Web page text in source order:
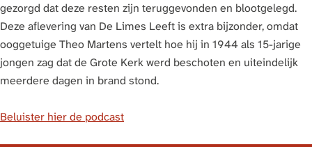
gezorgd dat deze resten zijn teruggevonden en blootgelegd.
Deze aflevering van De Limes Leeft is extra bijzonder, omdat
ooggetuige Theo Martens vertelt hoe hij in 1944 als 15-jarige
jongen zag dat de Grote Kerk werd beschoten en uiteindelijk
meerdere dagen in brand stond.
Beluister hier de podcast